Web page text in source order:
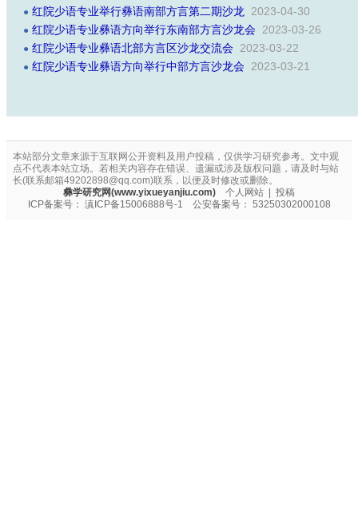
● 红院少语专业举行彝语南部方言第二期沙龙 2023-04-30
● 红院少语专业彝语方向举行东南部方言沙龙会 2023-03-26
● 红院少语专业彝语北部方言区沙龙交流会 2023-03-22
● 红院少语专业彝语方向举行中部方言沙龙会 2023-03-21
本站部分文章来源于互联网公开资料及用户投稿，仅供学习研究参考。文中观
点不代表本站立场。若相关内容存在错误、遗漏或涉及版权问题，请及时与站
长(联系邮箱49202898@qq.com)联系，以便及时修改或删除。
彝学研究网(www.yixueyanjiu.com)
个人网站 | 投稿
ICP备案号： 滇ICP备15006888号-1 公安备案号： 53250302000108